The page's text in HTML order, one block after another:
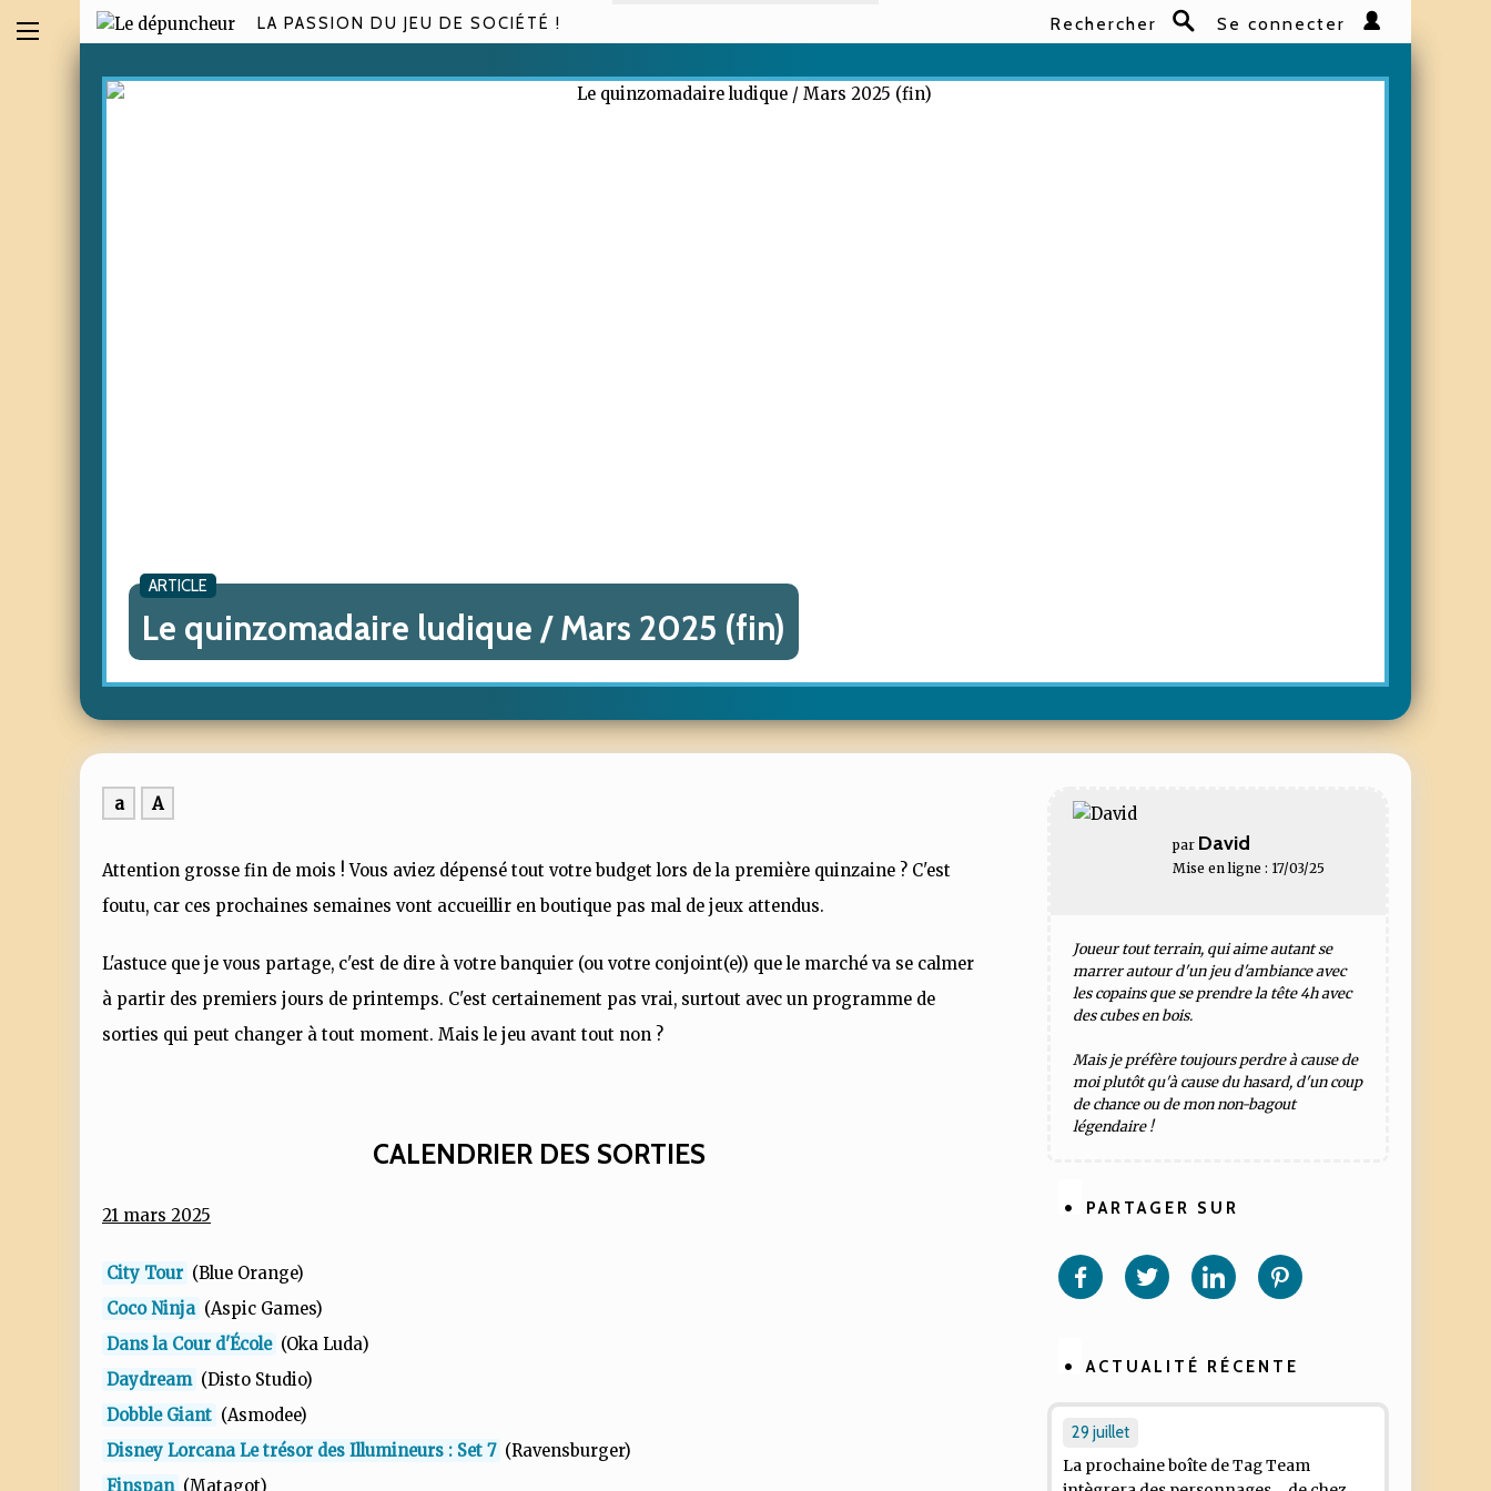
LA PASSION DU JEU DE SOCIÉTÉ ! Rechercher Se connecter
ARTICLE
Le quinzomadaire ludique / Mars 2025 (fin)
a A
Attention grosse fin de mois ! Vous aviez dépensé tout votre budget lors de la première quinzaine ? C'est
foutu, car ces prochaines semaines vont accueillir en boutique pas mal de jeux attendus.
L'astuce que je vous partage, c'est de dire à votre banquier (ou votre conjoint(e)) que le marché va se calmer
à partir des premiers jours de printemps. C'est certainement pas vrai, surtout avec un programme de
sorties qui peut changer à tout moment. Mais le jeu avant tout non ?
CALENDRIER DES SORTIES
21 mars 2025
City Tour (Blue Orange)
Coco Ninja (Aspic Games)
Dans la Cour d'École (Oka Luda)
Daydream (Disto Studio)
Dobble Giant (Asmodee)
Disney Lorcana Le trésor des Illumineurs : Set 7 (Ravensburger)
Finspan (Matagot)
par David
Mise en ligne : 17/03/25
Joueur tout terrain, qui aime autant se
marrer autour d'un jeu d'ambiance avec
les copains que se prendre la tête 4h avec
des cubes en bois.
Mais je préfère toujours perdre à cause de
moi plutôt qu'à cause du hasard, d'un coup
de chance ou de mon non-bagout
légendaire !
PARTAGER SUR
sur sur sur
ACTUALITÉ RÉCENTE
29 juillet
La prochaine boîte deTag Team